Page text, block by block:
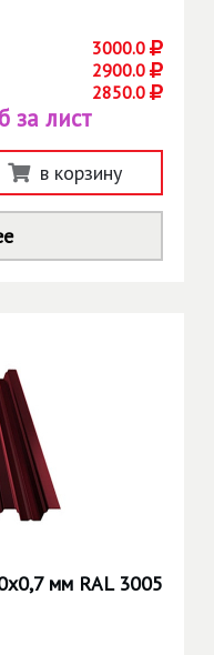
3000.0
2900.0
2850.0
за лист
в корзину
мм RAL 3005